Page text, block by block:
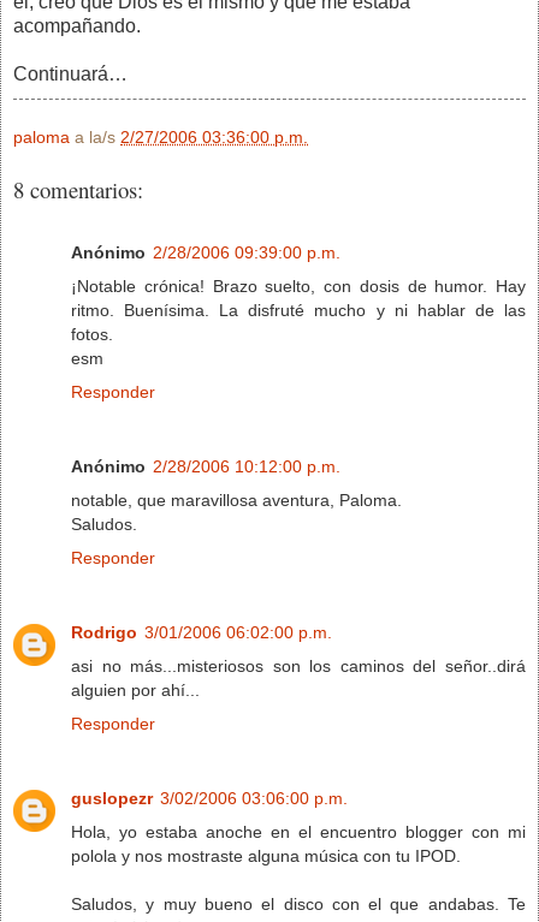
acompañando.
Continuará…
paloma a la/s 2/27/2006 03:36:00 p.m.
8 comentarios:
Anónimo 2/28/2006 09:39:00 p.m.
¡Notable crónica! Brazo suelto, con dosis de humor. Hay
ritmo. Buenísima. La disfruté mucho y ni hablar de las
fotos.
esm
Responder
Anónimo 2/28/2006 10:12:00 p.m.
notable, que maravillosa aventura, Paloma.
Saludos.
Responder
Rodrigo 3/01/2006 06:02:00 p.m.
asi no más...misteriosos son los caminos del señor..dirá
alguien por ahí...
Responder
guslopezr 3/02/2006 03:06:00 p.m.
Hola, yo estaba anoche en el encuentro blogger con mi
polola y nos mostraste alguna música con tu IPOD.
Saludos, y muy bueno el disco con el que andabas. Te